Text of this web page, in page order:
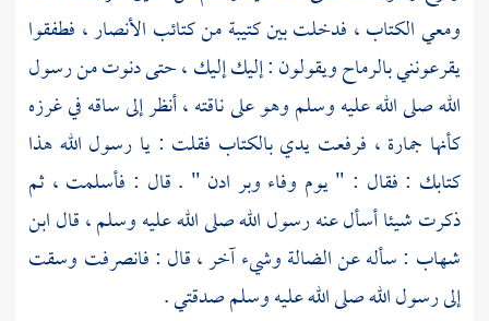
ومعي الكتاب ، فدخلت بين كتيبة من كتائب الأنصار ، فطفقوا
يقرعونني بالرماح ويقولون : إليك إليك ، حتى دنوت من رسول
الله صلى الله عليه وسلم وهو على ناقته ، أنظر إلى ساقه في غرزه
كأنها جمارة ، فرفعت يدي بالكتاب فقلت : يا رسول الله هذا
كتابك : فقال : " يوم وفاء وبر ادن " . قال : فأسلمت ، ثم
ذكرت شيئا أسأل عنه رسول الله صلى الله عليه وسلم ، قالابن
شهاب : سأله عن الضالة وشيء آخر ، قال : فانصرفت وسقت
إلى رسول الله صلى الله عليه وسلم صدقتي .